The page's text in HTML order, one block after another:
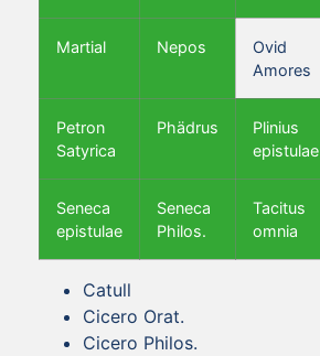
Martial Nepos
Ovid
Amores
Petron
Satyrica
Phädrus
Plinius
epistulae
Seneca
epistulae
Seneca
Philos.
Tacitus
omnia
Catull
Cicero Orat.
Cicero Philos.